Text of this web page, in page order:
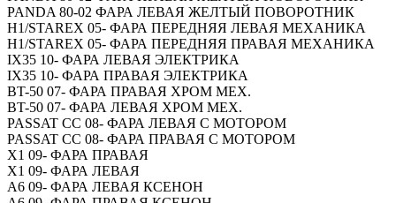
PANDA 80-02 ФАРА ЛЕВАЯ ЖЕЛТЫЙ ПОВОРОТНИК
H1/STAREX 05- ФАРА ПЕРЕДНЯЯ ЛЕВАЯ МЕХАНИКА
H1/STAREX 05- ФАРА ПЕРЕДНЯЯ ПРАВАЯ МЕХАНИКА
IX35 10- ФАРА ЛЕВАЯ ЭЛЕКТРИКА
IX35 10- ФАРА ПРАВАЯ ЭЛЕКТРИКА
BT-50 07- ФАРА ПРАВАЯ ХРОМ МЕХ.
BT-50 07- ФАРА ЛЕВАЯ ХРОМ МЕХ.
PASSAT CC 08- ФАРА ЛЕВАЯ С МОТОРОМ
PASSAT CC 08- ФАРА ПРАВАЯ С МОТОРОМ
X1 09- ФАРА ПРАВАЯ
X1 09- ФАРА ЛЕВАЯ
A6 09- ФАРА ЛЕВАЯ КСЕНОН